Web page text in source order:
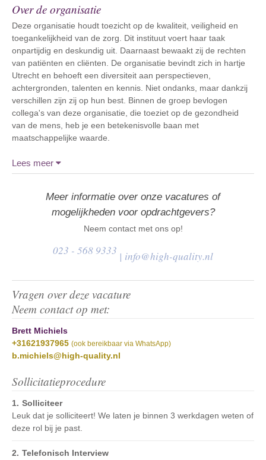
Vragen over deze vacature
Neem contact op met:
Brett Michiels
+31621937965 (ook bereikbaar via WhatsApp)
b.michiels@high-quality.nl
Sollicitatieprocedure
Solliciteer
Leuk dat je solliciteert! We laten je binnen 3 werkdagen weten of
deze rol bij je past.
Telefonisch Interview
Over de organisatie
Deze organisatie houdt toezicht op de kwaliteit, veiligheid en
toegankelijkheid van de zorg. Dit instituut voert haar taak
onpartijdig en deskundig uit. Daarnaast bewaakt zij de rechten
van patiënten en cliënten. De organisatie bevindt zich in hartje
Utrecht en behoeft een diversiteit aan perspectieven,
achtergronden, talenten en kennis. Niet ondanks, maar dankzij
verschillen zijn zij op hun best. Binnen de groep bevlogen
collega's van deze organisatie, die toeziet op de gezondheid
van de mens, heb je een betekenisvolle baan met
maatschappelijke waarde.
Lees meer
Meer informatie over onze vacatures of
mogelijkheden voor opdrachtgevers?
Neem contact met ons op!
023 - 568 9333 | info@high-quality.nl